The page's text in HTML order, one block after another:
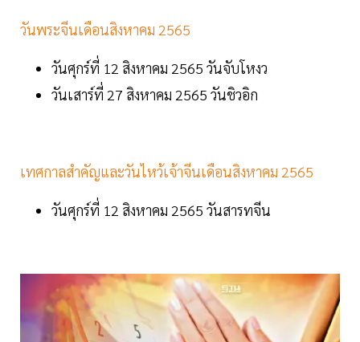
วันพระจีนเดือนสิงหาคม 2565
วันศุกร์ที่ 12 สิงหาคม 2565 วันจับโหงว
วันเสาร์ที่ 27 สิงหาคม 2565 วันชิวอิก
เทศกาลสำคัญและวันไหว้เจ้าจีนเดือนสิงหาคม 2565
วันศุกร์ที่ 12 สิงหาคม 2565 วันสารทจีน